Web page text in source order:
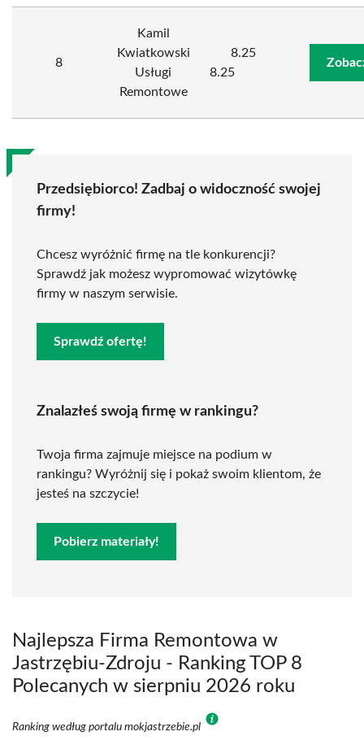
8
Kamil
Kwiatkowski
Usługi
Remontowe
8.25
8.25
Przedsiębiorco! Zadbaj o widoczność swojej
firmy!
Chcesz wyróżnić firmę na tle konkurencji?
Sprawdź jak możesz wypromować wizytówkę
firmy w naszym serwisie.
Sprawdź ofertę!
Znalazłeś swoją firmę w rankingu?
Twoja firma zajmuje miejsce na podium w
rankingu? Wyróżnij się i pokaż swoim klientom, że
jesteś na szczycie!
Pobierz materiały!
Najlepsza Firma Remontowa w
Jastrzębiu-Zdroju - Ranking TOP 8
Polecanych w sierpniu 2026 roku
Ranking według portalu mokjastrzebie.pl